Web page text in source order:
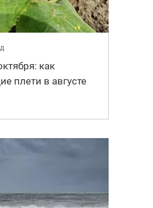
как
плети в августе